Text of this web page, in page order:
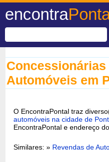
encontra
Concessionárias
Automóveis em
O EncontraPontal traz
automóveis na cidade de
EncontraPontal e endereço
Similares: » Revendas de